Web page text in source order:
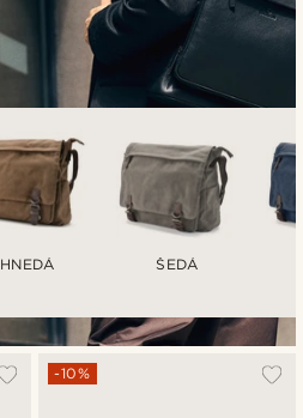
-10%
HNEDÁ ŠEDÁ